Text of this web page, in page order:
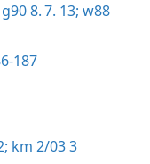
g90 8. 7. 13; w88
187
km 2/03 3